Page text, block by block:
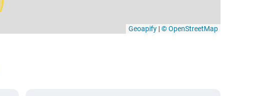
Geoapify |© OpenStreetMap